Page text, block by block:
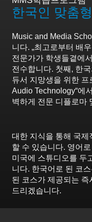
한국인 맞춤형
Music and Media
니다. „최고로부터 배
전문가가 학생들곁에
전수합니다. 첫째, 한
듀서 지망생을 위한 프
Audio Technology“에
벽하게 전문 디플로마
대한 지식을 통해 국
할 수 있습니다. 영어
미국에 스튜디오를 두
니다. 한국어로 된 코
된 코스가 제공되는 즉
드리겠습니다.